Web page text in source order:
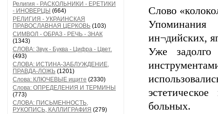
Религия - РАСКОЛЬНИКИ - ЕРЕТИКИ
- ИНОВЕРЦЫ (664)
РЕЛИГИЯ - УКРАИНСКАЯ
ПРАВОСЛАВНАЯ ЦЕРКОВЬ (103)
СИМВОЛ - ОБРАЗ - РЕЧЬ - ЗНАК
(1343)
СЛОВА: Звук - Буква - Цифра - Цвет.
(493)
СЛОВА: ИСТИНА-ЗАБЛУЖДЕНИЕ,
ПРАВДА-ЛОЖЬ (1201)
Слова: КЛЮЧЕВЫЕ ищите (2330)
Слова: ОПРЕДЕЛЕНИЯ И ТЕРМИНЫ
(773)
СЛОВА: ПИСЬМЕННОСТЬ,
РУКОПИСЬ, КАЛЛИГРАФИЯ (279)
Слово
ин¬дийских,
Уже
больных.